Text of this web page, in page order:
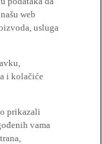
web
usluga
i kolačiće
prikazali
vama